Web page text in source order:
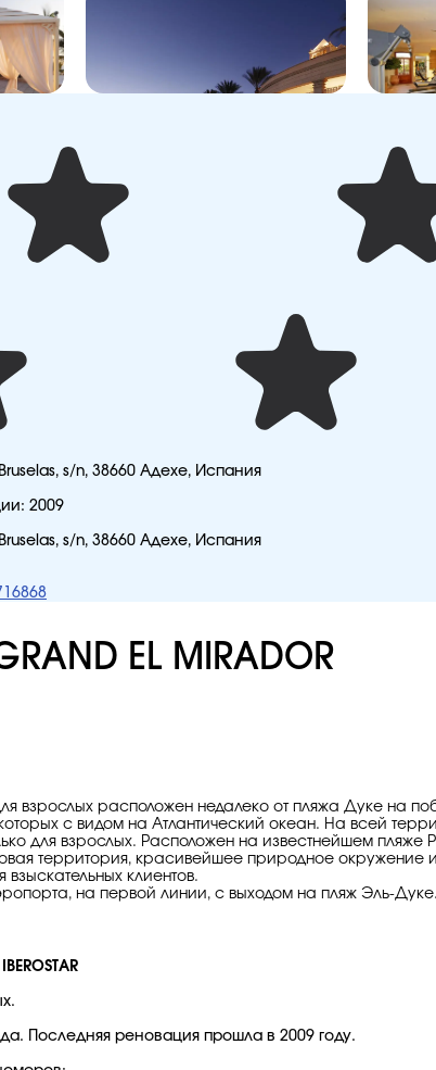
s/n, 38660 Адехе, Испания
2009
s/n, 38660 Адехе, Испания
GRAND EL MIRADOR
взрослых расположен недалеко от пляжа Дуке на
с видом на Атлантический океан. На всей
для взрослых. Расположен на известнейшем
территория, красивейшее природное окружение
клиентов.
на первой линии, с выходом на пляж Эль-Дуке.
Последняя реновация прошла в 2009 году.